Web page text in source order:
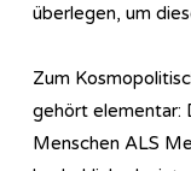
überlegen, um
Zum
gehört elementar:
Menschen ALS